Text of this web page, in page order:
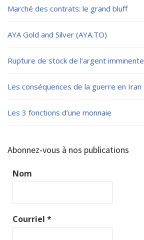
Marché des contrats: le grand bluff
AYA Gold and Silver (AYA.TO)
Rupture de stock de l’argent imminente
Les conséquences de la guerre en Iran
Les 3 fonctions d’une monnaie
Abonnez-vous à nos publications
Nom
Courriel *